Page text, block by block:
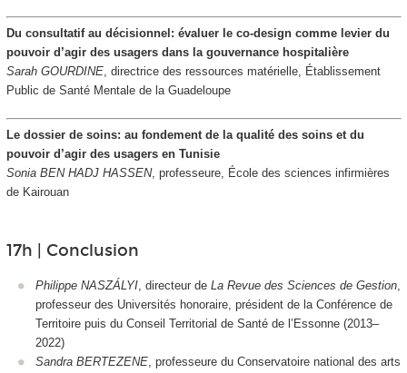
Du consultatif au décisionnel: évaluer le co-design comme levier du
pouvoir d’agir des usagers dans la gouvernance hospitalière
Sarah GOURDINE, directrice des ressources matérielle, Établissement
Public de Santé Mentale de la Guadeloupe
Le dossier de soins: au fondement de la qualité des soins et du
pouvoir d’agir des usagers en Tunisie
Sonia BEN HADJ HASSEN, professeure, École des sciences infirmières
de Kairouan
17h | Conclusion
Philippe NASZÁLYI, directeur de La Revue des Sciences de Gestion,
professeur des Universités honoraire, président de la Conférence de
Territoire puis du Conseil Territorial de Santé de l’Essonne (2013–
2022)
Sandra BERTEZENE, professeure du Conservatoire national des arts